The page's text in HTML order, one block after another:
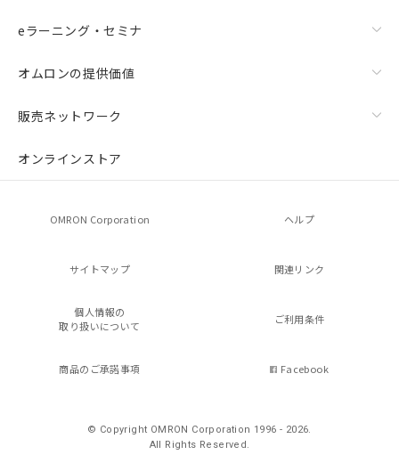
eラーニング・セミナ
オムロンの提供価値
販売ネットワーク
オンラインストア
OMRON Corporation ヘルプ
サイトマップ 関連リンク
個人情報の
取り扱いについて
ご利用条件
商品のご承諾事項 Facebook
© Copyright OMRON Corporation 1996 - 2026.
All Rights Reserved.